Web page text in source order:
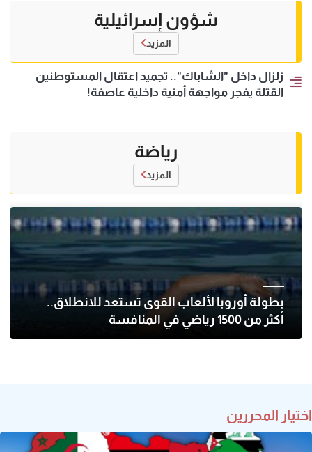
شؤون إسرائيلية
المزيد
زلزال داخل "الشاباك".. تجميد اعتقال المستوطنين
القتلة يفجر مواجهة أمنية داخلية عاصفة!
رياضة
المزيد
بطولة أوروبا لألعاب القوى تستعد للانطلاق..
أكثر من 1500 رياضي في المنافسة
اختيار المحررين